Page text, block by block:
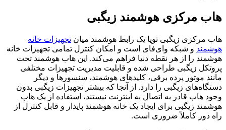
هاب مرکزی هوشمند زیگبی
هاب مرکزی زیگبی تویا یک رابط هوشمند میان تجهیزات خانه
هوشمند و شبکه وای‌فای است و امکان کنترل تمامی تجهیزات خانه
هوشمند را از هر نقطه دنیا فراهم می‌کند. این هاب هوشمند تحت
پروتکل زیگبی طراحی شده و قابلیت مدیریت تجهیزات مختلفی
مانند موتور پرده برقی، کلیدهای هوشمند، سنسورها و دیگر
دستگاه‌های زیگبی را دارد. از آنجا که بیشتر تجهیزات زیگبی بدون
وجود هاب قادر به اتصال به اینترنت نیستند، استفاده از یک هاب
هوشمند زیگبی برای ایجاد یک خانه هوشمند پایدار و قابل کنترل از
راه دور کاملاً ضروری است.